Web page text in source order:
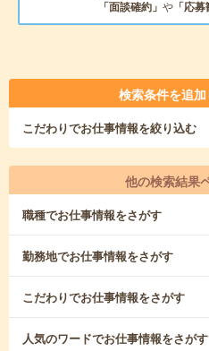
「面談確約」 や 「応募
検索条件を追
こだわりでお仕事情報を絞り込む
他の検索結果
職種でお仕事情報をさがす
勤務地でお仕事情報をさがす
こだわりでお仕事情報をさがす
人気のワードでお仕事情報をさがす